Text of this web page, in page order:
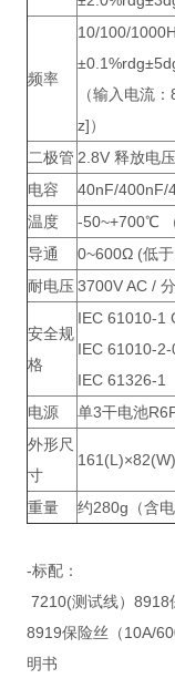
频率
10/100/
（输入电流
z]）
二极管 2.8V 释放电
电容
40nF/400nF/
温度
-50~+700℃
导通
0~600Ω (低
耐电压3700V AC /
安全规
格
IEC 61010-1
IEC 61010-2-
IEC 61326-1
电源
单3干电池
外形尺
寸
重量 约280g（含
-标配：
7210(测试线）8918
8919保险丝（10A/
明书